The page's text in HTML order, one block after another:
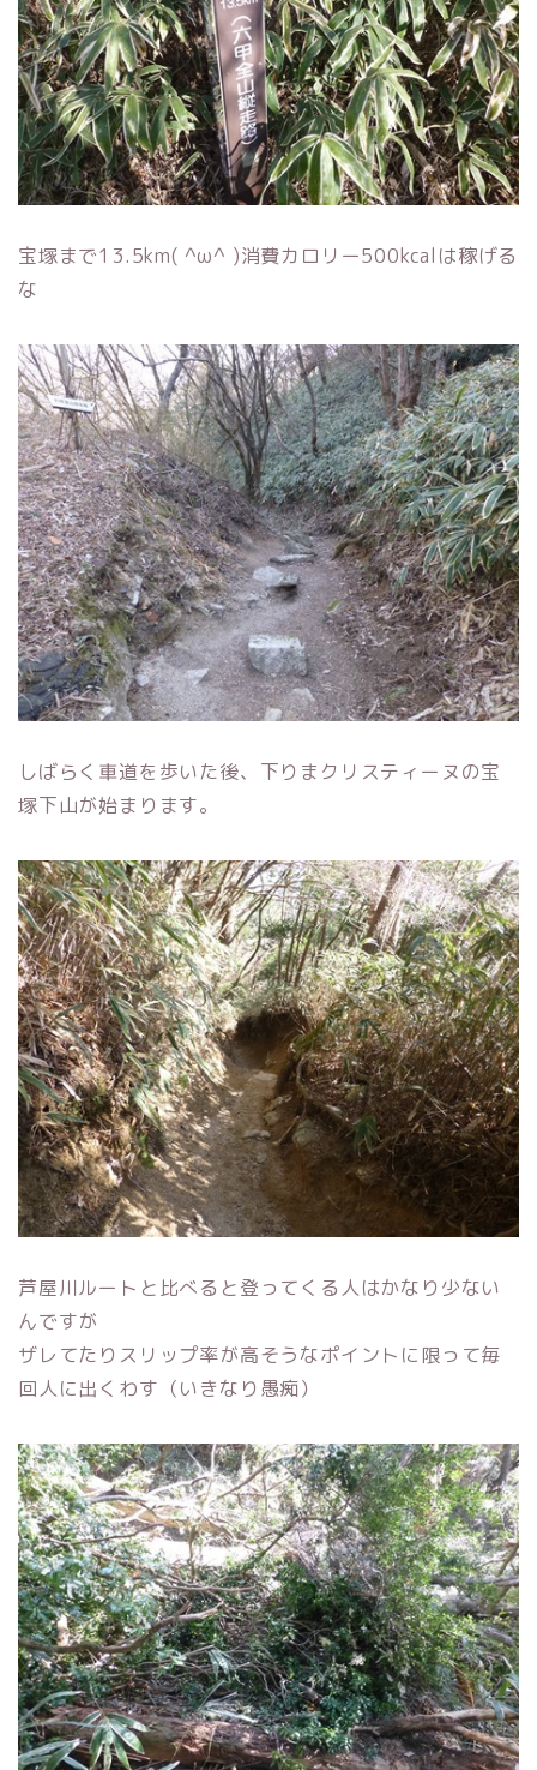
宝塚まで13.5km( ^ω^ )消費カロリー500kcalは稼げる
な
しばらく車道を歩いた後、下りまクリスティーヌの宝
塚下山が始まります。
芦屋川ルートと比べると登ってくる人はかなり少ない
んですが
ザレてたりスリップ率が高そうなポイントに限って毎
回人に出くわす（いきなり愚痴）